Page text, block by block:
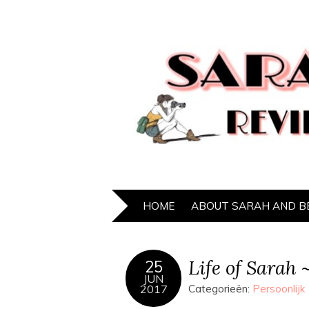
HOME ABOUT SARAH AND
25
JUN
2017
Life of Sarah
Categorieën: Persoonlijk